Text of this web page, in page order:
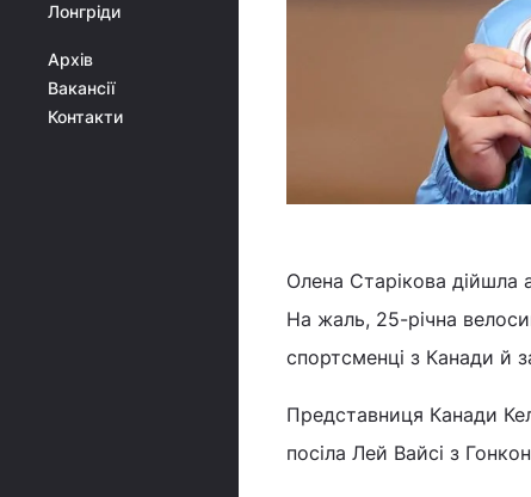
Лонгріди
Архів
Вакансії
Контакти
Олена Старікова дійшла
На жаль, 25-річна
спортсменці з Канади й
Представниця Канади
посіла Лей Вайсі з